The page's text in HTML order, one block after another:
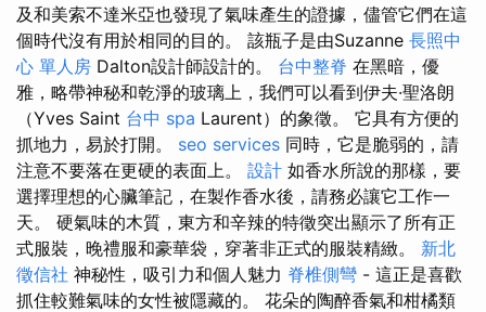
及和美索不達米亞也發現了氣味產生的證據，儘管它們在這
個時代沒有用於相同的目的。 該瓶子是由Suzanne 長照中
心 單人房 Dalton設計師設計的。 台中整脊 在黑暗，優
雅，略帶神秘和乾淨的玻璃上，我們可以看到伊夫·聖洛朗
（Yves Saint 台中 spa Laurent）的象徵。 它具有方便的
抓地力，易於打開。 seo services 同時，它是脆弱的，請
注意不要落在更硬的表面上。 設計 如香水所說的那樣，要
選擇理想的心臟筆記，在製作香水後，請務必讓它工作一
天。 硬氣味的木質，東方和辛辣的特徵突出顯示了所有正
式服裝，晚禮服和豪華袋，穿著非正式的服裝精緻。 新北
徵信社 神秘性，吸引力和個人魅力 脊椎側彎 - 這正是喜歡
抓住較難氣味的女性被隱藏的。 花朵的陶醉香氣和柑橘類